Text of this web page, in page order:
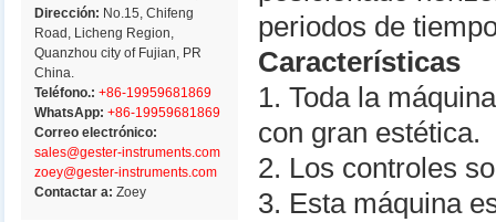
Dirección: No.15, Chifeng
Road, Licheng Region,
Quanzhou city of Fujian, PR
China.
Teléfono.: +86-19959681869
WhatsApp: +86-19959681869
Correo electrónico:
sales@gester-instruments.com
zoey@gester-instruments.com
Contactar a:Zoey
periodos de
Características
1. Toda la
con gran estética.
2. Los controles
3. Esta máquina